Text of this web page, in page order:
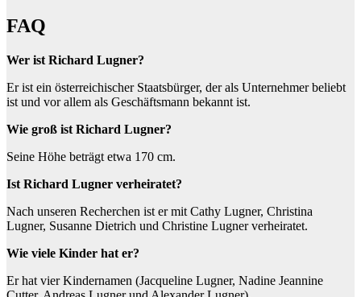
FAQ
Wer ist Richard Lugner?
Er ist ein österreichischer Staatsbürger, der als Unternehmer beliebt
ist und vor allem als Geschäftsmann bekannt ist.
Wie groß ist Richard Lugner?
Seine Höhe beträgt etwa 170 cm.
Ist Richard Lugner verheiratet?
Nach unseren Recherchen ist er mit Cathy Lugner, Christina
Lugner, Susanne Dietrich und Christine Lugner verheiratet.
Wie viele Kinder hat er?
Er hat vier Kindernamen (Jacqueline Lugner, Nadine Jeannine